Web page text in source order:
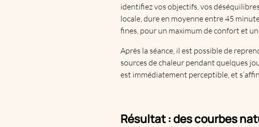
identifiez vos objectifs, vos
locale, dure en moyenne entre 45
fines, pour un maximum de confort et
Après la séance, il est possible de
sources de chaleur pendant quelques
est immédiatement perceptible, et
Résultat : des courbes